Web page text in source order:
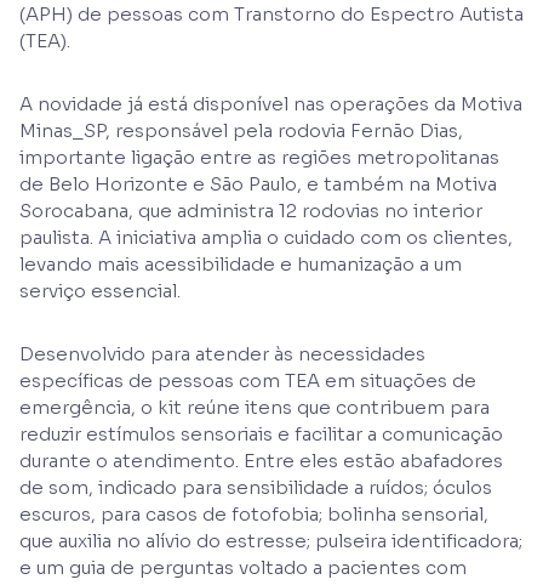
(APH) de pessoas com Transtorno do Espectro Autista
(TEA).
A novidade já está disponível nas operações da Motiva
Minas_SP, responsável pela rodovia Fernão Dias,
importante ligação entre as regiões metropolitanas
de Belo Horizonte e São Paulo, e também na Motiva
Sorocabana, que administra 12 rodovias no interior
paulista. A iniciativa amplia o cuidado com os clientes,
levando mais acessibilidade e humanização a um
serviço essencial.
Desenvolvido para atender às necessidades
específicas de pessoas com TEA em situações de
emergência, o kit reúne itens que contribuem para
reduzir estímulos sensoriais e facilitar a comunicação
durante o atendimento. Entre eles estão abafadores
de som, indicado para sensibilidade a ruídos; óculos
escuros, para casos de fotofobia; bolinha sensorial,
que auxilia no alívio do estresse; pulseira identificadora;
e um guia de perguntas voltado a pacientes com